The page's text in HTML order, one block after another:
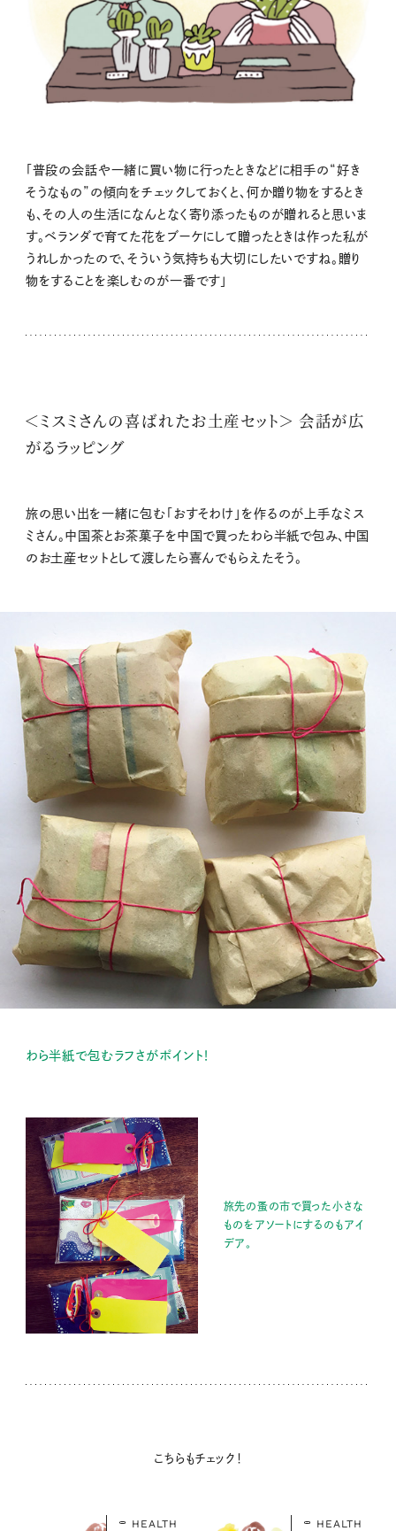
「普段の会話や一緒に買い物に行ったときなどに相手の“好き
そうなもの”の傾向をチェックしておくと、何か贈り物をするとき
も、その人の生活になんとなく寄り添ったものが贈れると思いま
す。ベランダで育てた花をブーケにして贈ったときは作った私が
うれしかったので、そういう気持ちも大切にしたいですね。贈り
物をすることを楽しむのが一番です」
＜ミスミさんの喜ばれたお土産セット＞ 会話が広
がるラッピング
旅の思い出を一緒に包む「おすそわけ」を作るのが上手なミス
ミさん。中国茶とお茶菓子を中国で買ったわら半紙で包み、中国
のお土産セットとして渡したら喜んでもらえたそう。
わら半紙で包むラフさがポイント！
旅先の蚤の市で買った小さな
ものをアソートにするのもアイ
デア。
こちらもチェック！
HEALTH HEALTH